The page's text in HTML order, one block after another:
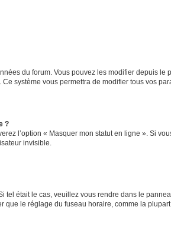
du forum. Vous pouvez les modifier depuis
système vous permettra de modifier tous vos
?
l’option « Masquer mon statut en ligne ». Si
invisible.
était le cas, veuillez vous rendre dans le
le réglage du fuseau horaire, comme la